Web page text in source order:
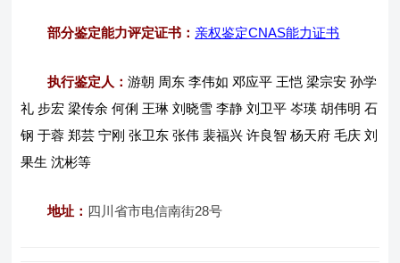
部分鉴定能力评定证书： 亲权鉴定CNAS能力证书
执行鉴定人：游朝 周东 李伟如 邓应平 王恺 梁宗安 孙学
礼 步宏 梁传余 何俐 王琳 刘晓雪 李静 刘卫平 岑瑛 胡伟明 石
钢 于蓉 郑芸 宁刚 张卫东 张伟 裴福兴 许良智 杨天府 毛庆 刘
果生 沈彬等
地址： 四川省市电信南街28号